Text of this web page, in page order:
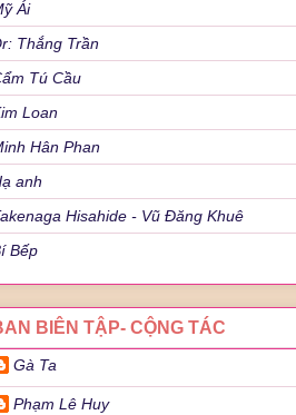
Ái
Thắng Trần
Tú Cầu
Loan
Hân Phan
anh
Hisahide - Vũ Đăng Khuê
Bếp
BIÊN TẬP- CỘNG TÁC
Gà Ta
Phạm Lê Huy